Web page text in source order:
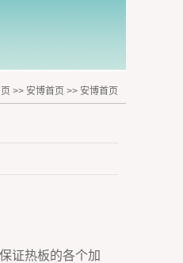
>> 安博首页 >> 安博首页
证热板的各个加